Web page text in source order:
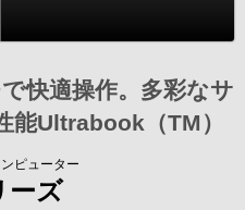
快適操作。多彩なサ
能Ultrabook（TM）
ピューター
ーズ